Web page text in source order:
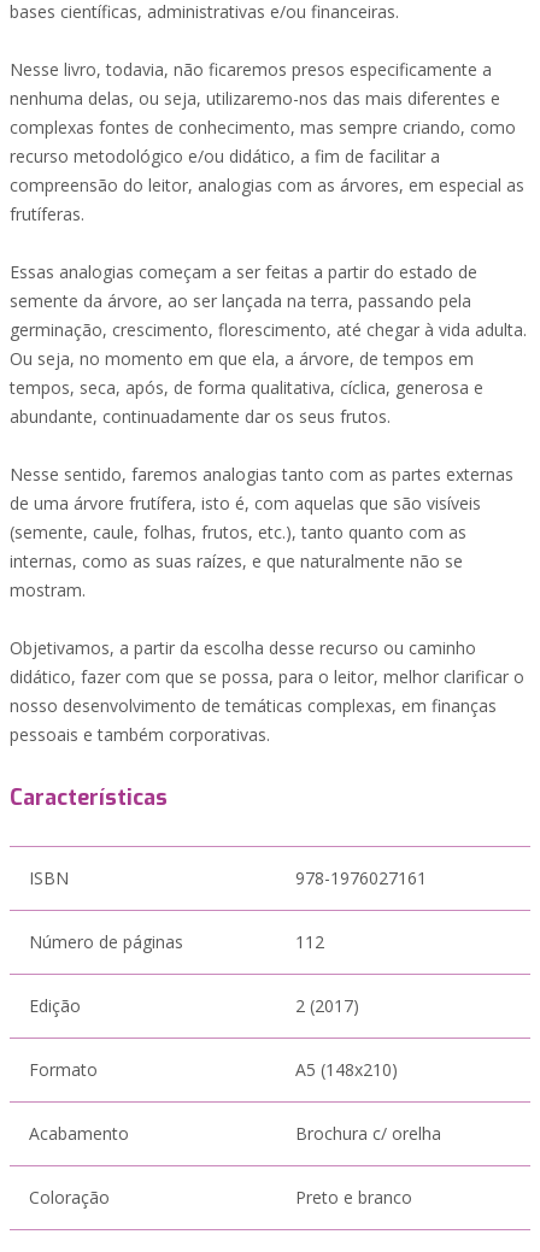
bases científicas, administrativas e/ou financeiras.
Nesse livro, todavia, não ficaremos presos especificamente a
nenhuma delas, ou seja, utilizaremo-nos das mais diferentes e
complexas fontes de conhecimento, mas sempre criando, como
recurso metodológico e/ou didático, a fim de facilitar a
compreensão do leitor, analogias com as árvores, em especial as
frutíferas.
Essas analogias começam a ser feitas a partir do estado de
semente da árvore, ao ser lançada na terra, passando pela
germinação, crescimento, florescimento, até chegar à vida adulta.
Ou seja, no momento em que ela, a árvore, de tempos em
tempos, seca, após, de forma qualitativa, cíclica, generosa e
abundante, continuadamente dar os seus frutos.
Nesse sentido, faremos analogias tanto com as partes externas
de uma árvore frutífera, isto é, com aquelas que são visíveis
(semente, caule, folhas, frutos, etc.), tanto quanto com as
internas, como as suas raízes, e que naturalmente não se
mostram.
Objetivamos, a partir da escolha desse recurso ou caminho
didático, fazer com que se possa, para o leitor, melhor clarificar o
nosso desenvolvimento de temáticas complexas, em finanças
pessoais e também corporativas.
Características
ISBN 978-1976027161
Número de páginas 112
Edição 2 (2017)
Formato A5 (148x210)
Acabamento Brochura c/ orelha
Coloração Preto e branco